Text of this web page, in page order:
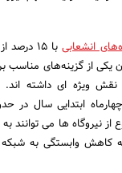
انشعابی
با 15
یکی از گزینه‌های مناسب
نقش ویژه ای داشته
نیروگاه ها می توانند
کاهش وابستگی به